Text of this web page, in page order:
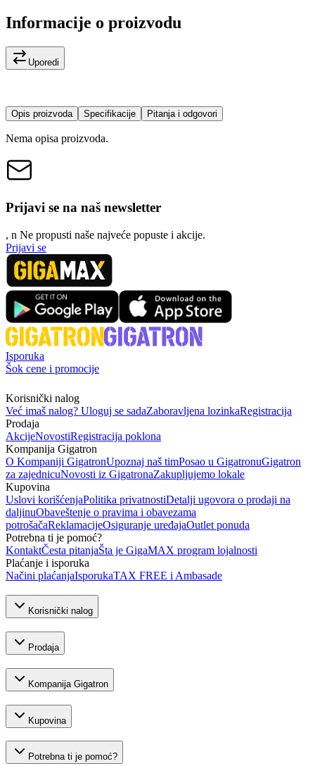
Informacije o proizvodu
Uporedi
Opis proizvoda Specifikacije Pitanja i odgovori
Nema opisa proizvoda.
Prijavi se na naš newsletter
, n Ne propusti naše najveće popuste i akcije.
Prijavi se
Isporuka
Šok cene i promocije
Korisnički nalog
Već imaš nalog? Uloguj se sadaZaboravljena lozinkaRegistracija
Prodaja
AkcijeNovostiRegistracija poklona
Kompanija Gigatron
O Kompaniji GigatronUpoznaj naš timPosao u GigatronuGigatron
za zajednicuNovosti iz GigatronaZakupljujemo lokale
Kupovina
Uslovi korišćenjaPolitika privatnostiDetalji ugovora o prodaji na
daljinuObaveštenje o pravima i obavezama
potrošačaReklamacijeOsiguranje uređajaOutlet ponuda
Potrebna ti je pomoć?
KontaktČesta pitanjaŠta je GigaMAX program lojalnosti
Plaćanje i isporuka
Načini plaćanjaIsporukaTAX FREE i Ambasade
Korisnički nalog
Prodaja
Kompanija Gigatron
Kupovina
Potrebna ti je pomoć?